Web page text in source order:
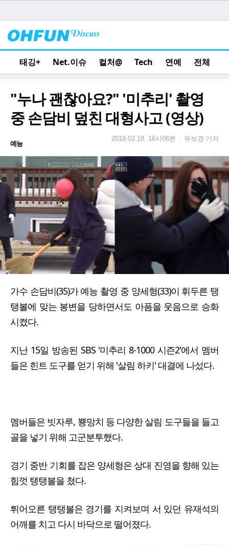
태깅+ Net.이슈 컬처@ Tech 연예 전체
"누나 괜찮아요?" '미추리' 촬영
중 손담비 덮친 대형사고 (영상)
예능
2019.02.18. 16시06분 유보경 기자
가수 손담비(35)가 예능 촬영 중 양세형(33)이 휘두른 탱
탱볼에 맞는 봉변을 당하면서도 아픔을 웃음으로 승화
시켰다.
지난 15일 방송된 SBS '미추리 8-1000 시즌2'에서 멤버
들은 힌트 도구를 얻기 위해 '살림 하키' 대결에 나섰다.
멤버들은 빗자루, 뿅망치 등 다양한 살림 도구들을 들고
골을 넣기 위해 고군분투했다.
경기 중반 기회를 잡은 양세형은 상대 진영을 향해 있는
힘껏 탱탱볼을 쳤다.
튀어오른 탱탱볼은 경기를 지켜보며 서 있던 유재석의
어깨를 치고 다시 바닥으로 떨어졌다.